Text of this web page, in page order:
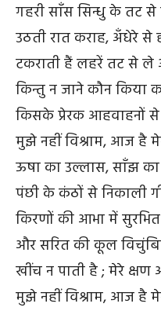
गहरी साँस सिन्धु के तट से
उठती रात कराह, अँधेरे से
टकराती हैं लहरें तट से ले
किन्तु न जाने कौन किया
किसके प्रेरक आहवाहनों से
मुझे नहीं विश्राम, आज है
ऊषा का उल्लास, साँझ
पंछी के कंठों से निकाली
किरणों की आभा में
और सरित की कूल
खींच न पाती है ; मेरे
मुझे नहीं विश्राम, आज है